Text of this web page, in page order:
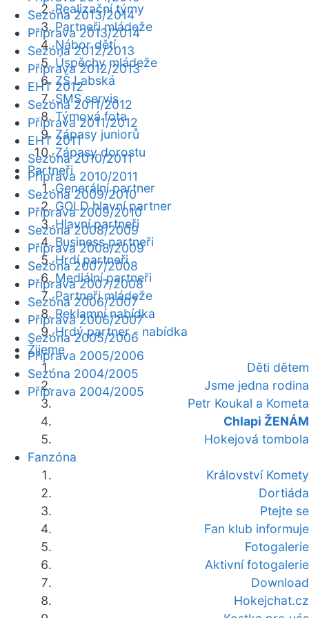
Realizační týmy
Partneři mládeže
Nábor dětí
Úspěchy mládeže
ZŠ Labská
SMS servis
Týmová fota
Zápasy juniorů
Zápasy dorostu
Partneři
Generální partner
GOLD hlavní partner
Hlavní partneři
Business partneři
Hrdí partneři
Mediální partneři
Partneři mládeže
Reklamní nabídka
Hrdý partner - nabídka
Žijeme
Děti dětem
Jsme jedna rodina
Petr Koukal a Kometa
Chlapi ŽENÁM
Hokejová tombola
Fanzóna
Království Komety
Dortiáda
Ptejte se
Fan klub informuje
Fotogalerie
Aktivní fotogalerie
Download
Hokejchat.cz
Sezóna 2013/2014
Příprava 2013/2014
Sezóna 2012/2013
Příprava 2012/2013
EHT 2012
Sezóna 2011/2012
Příprava 2011/2012
EHT 2011
Sezóna 2010/2011
Příprava 2010/2011
Sezóna 2009/2010
Příprava 2009/2010
Sezóna 2008/2009
Příprava 2008/2009
Sezóna 2007/2008
Příprava 2007/2008
Sezóna 2006/2007
Příprava 2006/2007
Sezóna 2005/2006
Příprava 2005/2006
Sezóna 2004/2005
Příprava 2004/2005